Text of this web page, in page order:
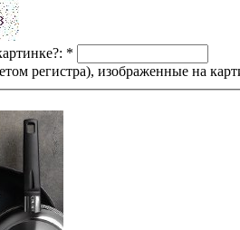
*
регистра), изображенные на